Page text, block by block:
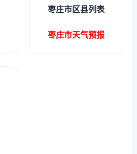
枣庄市区县列表
枣庄市天气预报